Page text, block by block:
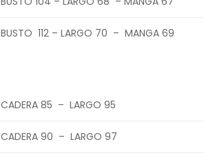
BUSTO 112 – LARGO 70 – MANGA 69
CADERA 85 – LARGO 95
CADERA 90 – LARGO 97